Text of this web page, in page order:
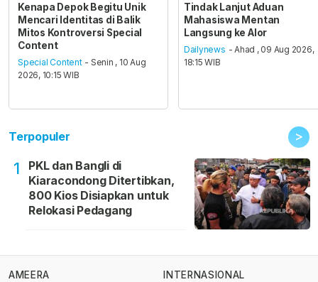
Kenapa Depok Begitu Unik
Mencari Identitas di Balik
Mitos Kontroversi Special
Content
Special Content - Senin , 10 Aug
2026, 10:15 WIB
Tindak Lanjut Aduan
Mahasiswa Mentan
Langsung ke Alor
Dailynews - Ahad , 09 Aug 2026,
18:15 WIB
Terpopuler >
1
PKL dan Bangli di
Kiaracondong Ditertibkan,
800 Kios Disiapkan untuk
Relokasi Pedagang
AMEERA
INTERNASIONAL